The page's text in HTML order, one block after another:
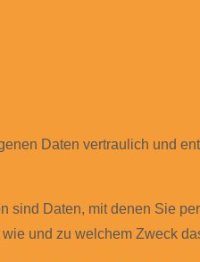
Daten vertraulich und
Daten, mit denen Sie
und zu welchem Zweck